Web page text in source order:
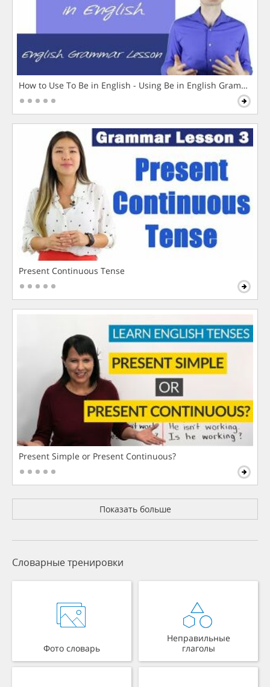
How to Use To Be in English - Using Be in English Grammar
Present Continuous Tense
Present Simple or Present Continuous?
Показать больше
Словарные тренировки
Фото словарь
Неправильные
глаголы